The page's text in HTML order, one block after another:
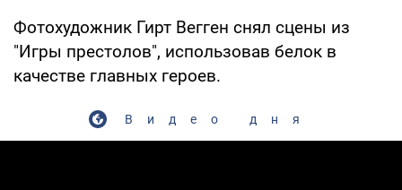
Фотохудожник Гирт Вегген снял сцены из
"Игры престолов", использовав белок в
качестве главных героев.
Видео дня